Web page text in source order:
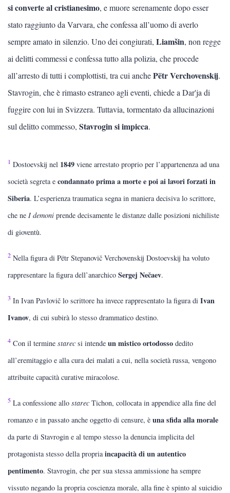
si converte al cristianesimo, e muore serenamente dopo esser
stato raggiunto da Varvara, che confessa all’uomo di averlo
sempre amato in silenzio. Uno dei congiurati, Liamšin, non regge
ai delitti commessi e confessa tutto alla polizia, che procede
all’arresto di tutti i complottisti, tra cui anchePëtr Verchovenskij.
Stavrogin, che è rimasto estraneo agli eventi, chiede a Dar'ja di
fuggire con lui in Svizzera. Tuttavia, tormentato da allucinazioni
sul delitto commesso, Stavrogin si impicca.
1 Dostoevskij nel 1849 viene arrestato proprio per l’appartenenza ad una
società segreta e condannato prima a morte e poi ai lavori forzati in
Siberia. L’esperienza traumatica segna in maniera decisiva lo scrittore,
che ne I demoni prende decisamente le distanze dalle posizioni nichiliste
di gioventù.
2 Nella figura di Pëtr Stepanovič Verchovenskij Dostoevskij ha voluto
rappresentare la figura dell’anarchico Sergej Nečaev.
3 In Ivan Pavlovič lo scrittore ha invece rappresentato la figura di Ivan
Ivanov, di cui subirà lo stesso drammatico destino.
4 Con il termine starec si intende un mistico ortodosso dedito
all’eremitaggio e alla cura dei malati a cui, nella società russa, vengono
attribuite capacità curative miracolose.
5 La confessione allo starec Tichon, collocata in appendice alla fine del
romanzo e in passato anche oggetto di censure, è una sfida alla morale
da parte di Stavrogin e al tempo stesso la denuncia implicita del
protagonista stesso della propriaincapacità di un autentico
pentimento. Stavrogin, che per sua stessa ammissione ha sempre
vissuto negando la propria coscienza morale, alla fine è spinto al suicidio